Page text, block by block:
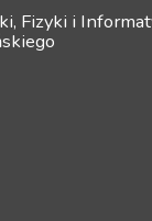
Fizyki i